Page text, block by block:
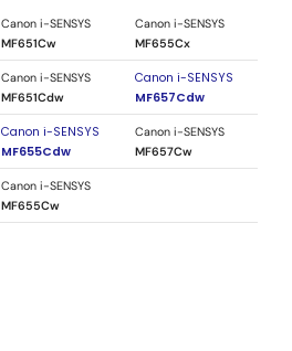
Canon i-SENSYS
MF651Cw
Canon i-SENSYS
MF655Cx
Canon i-SENSYS
MF651Cdw
Canon i-SENSYS
MF657Cdw
Canon i-SENSYS
MF655Cdw
Canon i-SENSYS
MF657Cw
Canon i-SENSYS
MF655Cw